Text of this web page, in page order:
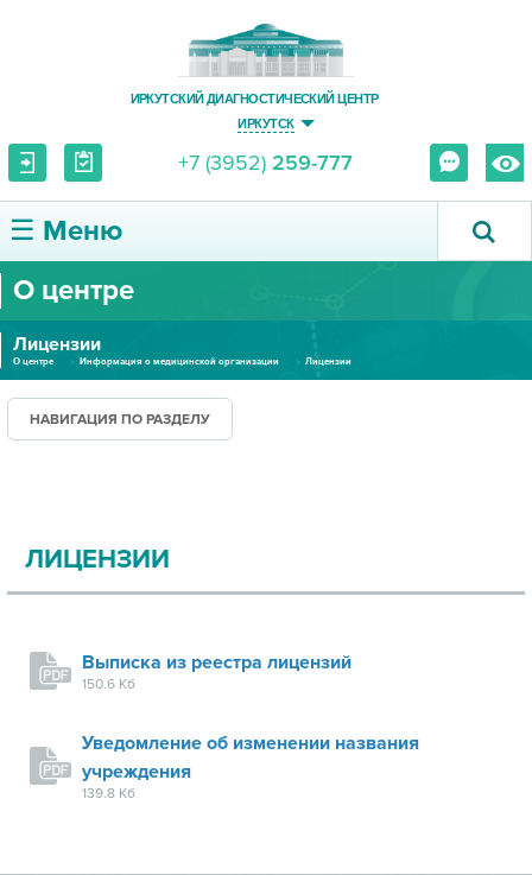
ИРКУТСКИЙ ДИАГНОСТИЧЕСКИЙ ЦЕНТР
ИРКУТСК
+7 (3952) 259-777
☰ Меню
О ЦЕНТРЕ
УСЛУГИ И ЦЕНЫ
ПАЦИЕНТУ
О центре
Лицензии
О центре Информация о медицинской организации Лицензии
НАВИГАЦИЯ ПО РАЗДЕЛУ
ЛИЦЕНЗИИ
Выписка из реестра лицензий
150.6 Кб
Уведомление об изменении названия
учреждения
139.8 Кб